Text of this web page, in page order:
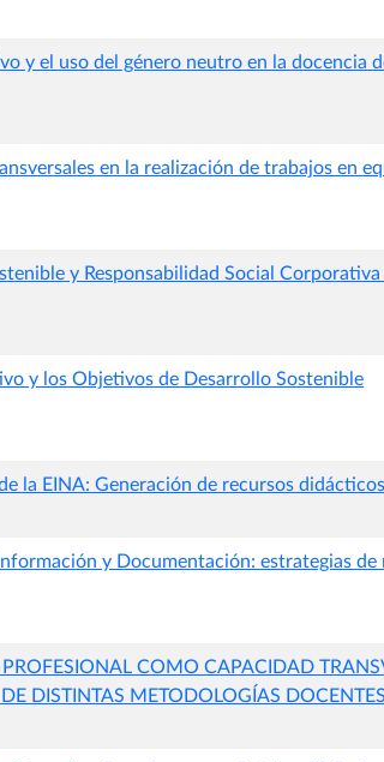
y el uso del género neutro en la docencia
en la realización de trabajos en
y Responsabilidad Social
y los Objetivos de Desarrollo Sostenible
la EINA: Generación de recursos
y Documentación: estrategias
PROFESIONAL COMO CAPACIDAD
DISTINTAS METODOLOGÍAS